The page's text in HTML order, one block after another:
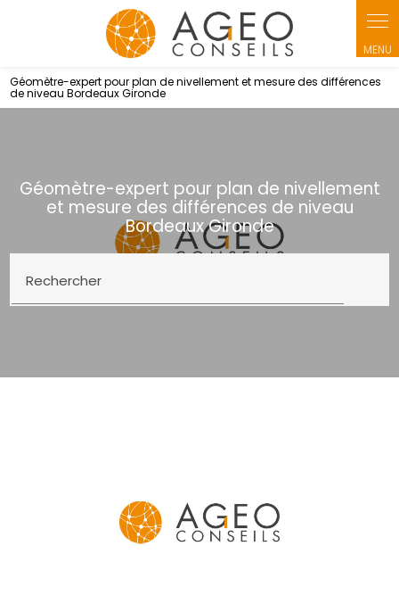
Géomètre-expert pour plan de nivellement et mesure des différences
de niveau Bordeaux Gironde
Géomètre-expert pour plan de nivellement
et mesure des différences de niveau
Bordeaux Gironde
Rechercher
Panneau de gestion des cookies